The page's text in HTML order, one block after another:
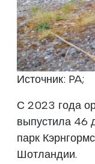
Источник: PA;
С 2023 года
выпустила 46
парк
Шотландии.